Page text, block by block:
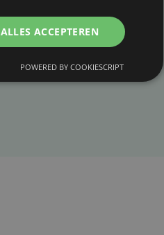
ALLES ACCEPTEREN
POWERED BY COOKIESCRIPT